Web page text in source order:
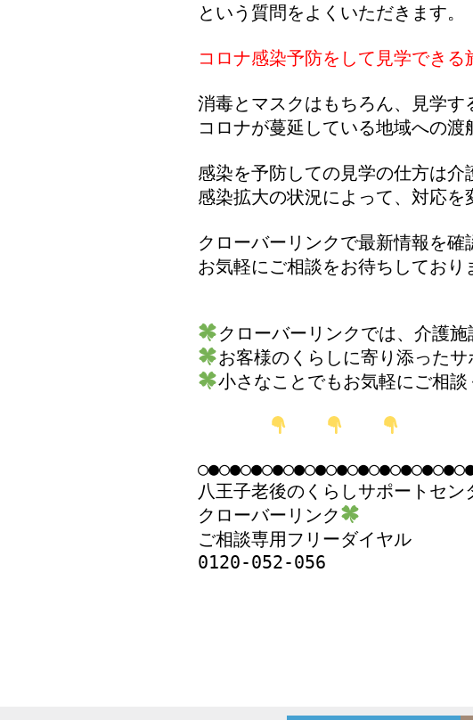
という質問をよくいただきます。
コロナ感染予防をして見学できる
消毒とマスクはもちろん、見学す
コロナが蔓延している地域への渡
感染を予防しての見学の仕方は介
感染拡大の状況によって、対応を
クローバーリンクで最新情報を確
お気軽にご相談をお待ちしており
小さなことでもお気軽にご相
八王子老後のくらしサポートセン
クローバーリンク
ご相談専用フリーダイヤル
0120-052-056